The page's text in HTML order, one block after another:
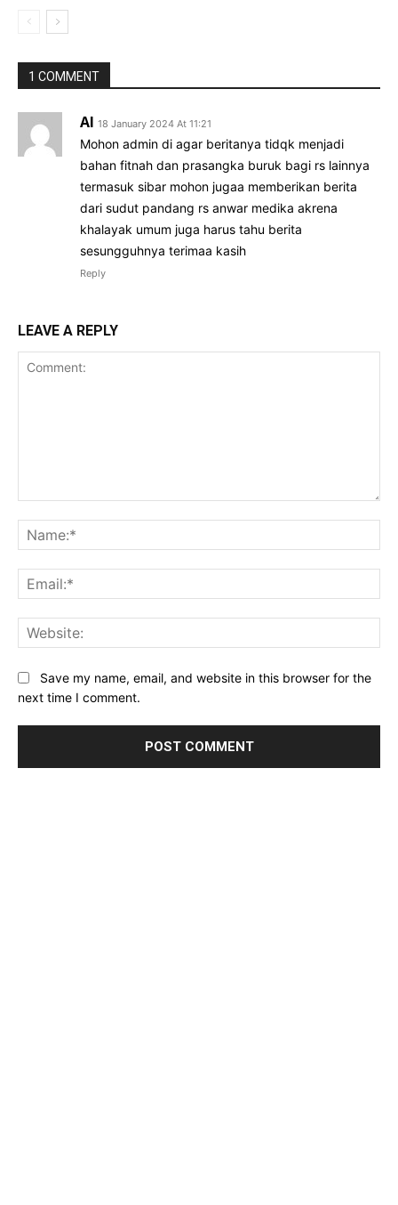
1 COMMENT
Al 18 January 2024 At 11:21
Mohon admin di agar beritanya tidqk menjadi
bahan fitnah dan prasangka buruk bagi rs lainnya
termasuk sibar mohon jugaa memberikan berita
dari sudut pandang rs anwar medika akrena
khalayak umum juga harus tahu berita
sesungguhnya terimaa kasih
Reply
LEAVE A REPLY
Save my name, email, and website in this browser for the
next time I comment.